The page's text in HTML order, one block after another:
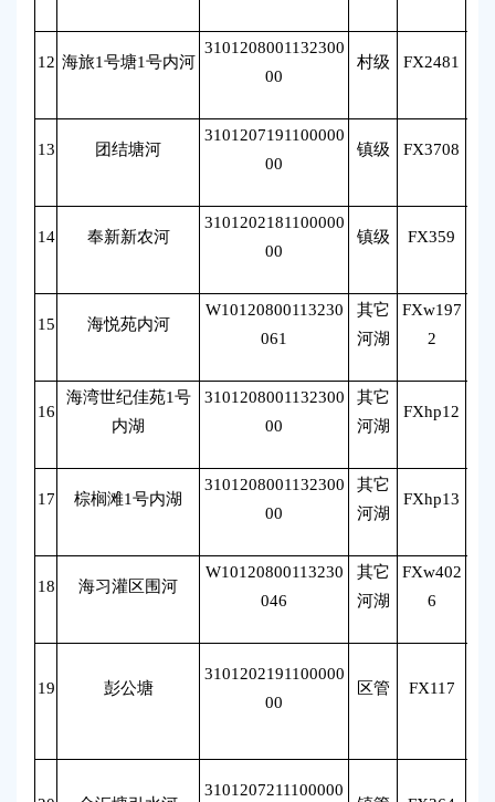
12 海旅1号塘1号内河
3101208001132300
00
村级 FX2481
13 团结塘河
3101207191100000
00
镇级 FX3708
14 奉新新农河
3101202181100000
00
镇级 FX359
15 海悦苑内河
W10120800113230
061
其它
河湖
FXw197
2
16
海湾世纪佳苑1号
内湖
3101208001132300
00
其它
河湖
FXhp12
17 棕榈滩1号内湖
3101208001132300
00
其它
河湖
FXhp13
18 海习灌区围河
W10120800113230
046
其它
河湖
FXw402
6
19 彭公塘
3101202191100000
00
区管 FX117
3101207211100000